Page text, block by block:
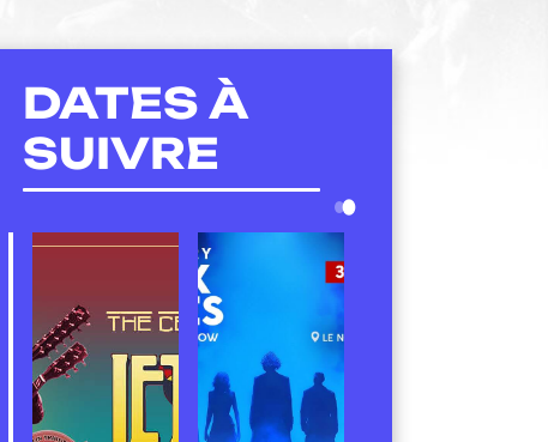
DATES À
SUIVRE